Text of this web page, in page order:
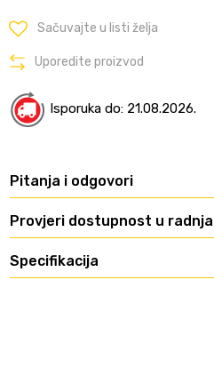
Sačuvajte u listi želja
Uporedite proizvod
Isporuka do: 21.08.2026.
Pitanja i odgovori
Provjeri dostupnost u
Specifikacija